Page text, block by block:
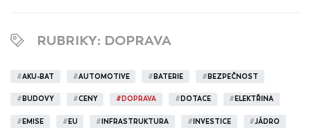
RUBRIKY: DOPRAVA
#AKU-BAT #AUTOMOTIVE # BATERIE # BEZPEČNOST
# BUDOVY #CENY # DOPRAVA # DOTACE # ELEKTŘINA
# EMISE # EU # INFRASTRUKTURA # INVESTICE #JÁDRO